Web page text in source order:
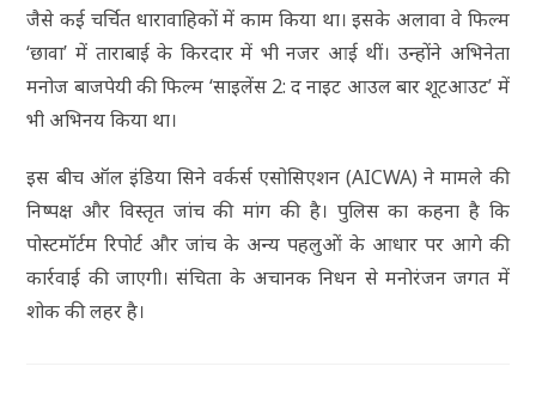
जैसे कई चर्चित धारावाहिकों में काम किया था। इसके अलावा वे फिल्म
‘छावा’ में ताराबाई के किरदार में भी नजर आई थीं। उन्होंने अभिनेता
मनोज बाजपेयी की फिल्म ‘साइलेंस 2: द नाइट आउल बार शूटआउट’ में
भी अभिनय किया था।
इस बीच ऑल इंडिया सिने वर्कर्स एसोसिएशन (AICWA) ने मामले की
निष्पक्ष और विस्तृत जांच की मांग की है। पुलिस का कहना है कि
पोस्टमॉर्टम रिपोर्ट और जांच के अन्य पहलुओं के आधार पर आगे की
कार्रवाई की जाएगी। संचिता के अचानक निधन से मनोरंजन जगत में
शोक की लहर है।